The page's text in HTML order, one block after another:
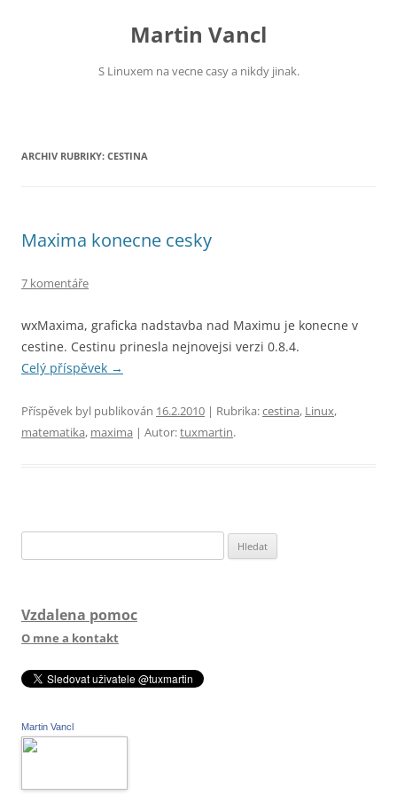
Martin Vancl
S Linuxem na vecne casy a nikdy jinak.
ARCHIV RUBRIKY: CESTINA
Maxima konecne cesky
7 komentáře
wxMaxima, graficka nadstavba nad Maximu je konecne v
cestine. Cestinu prinesla nejnovejsi verzi 0.8.4.
Celý příspěvek →
Příspěvek byl publikován 16.2.2010 | Rubrika:cestina, Linux,
matematika, maxima | Autor:tuxmartin.
Vzdalena pomoc
O mne a kontakt
Martin Vancl